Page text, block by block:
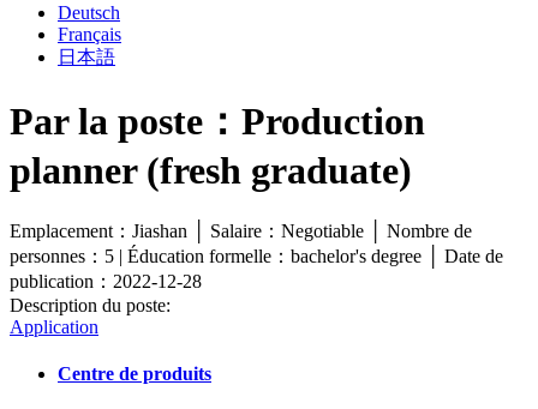
Deutsch
Français
日本語
Par la poste：Production
planner (fresh graduate)
Emplacement：Jiashan │ Salaire：Negotiable │ Nombre de
personnes：5 | Éducation formelle：bachelor's degree │ Date de
publication：2022-12-28
Description du poste:
Application
Centre de produits